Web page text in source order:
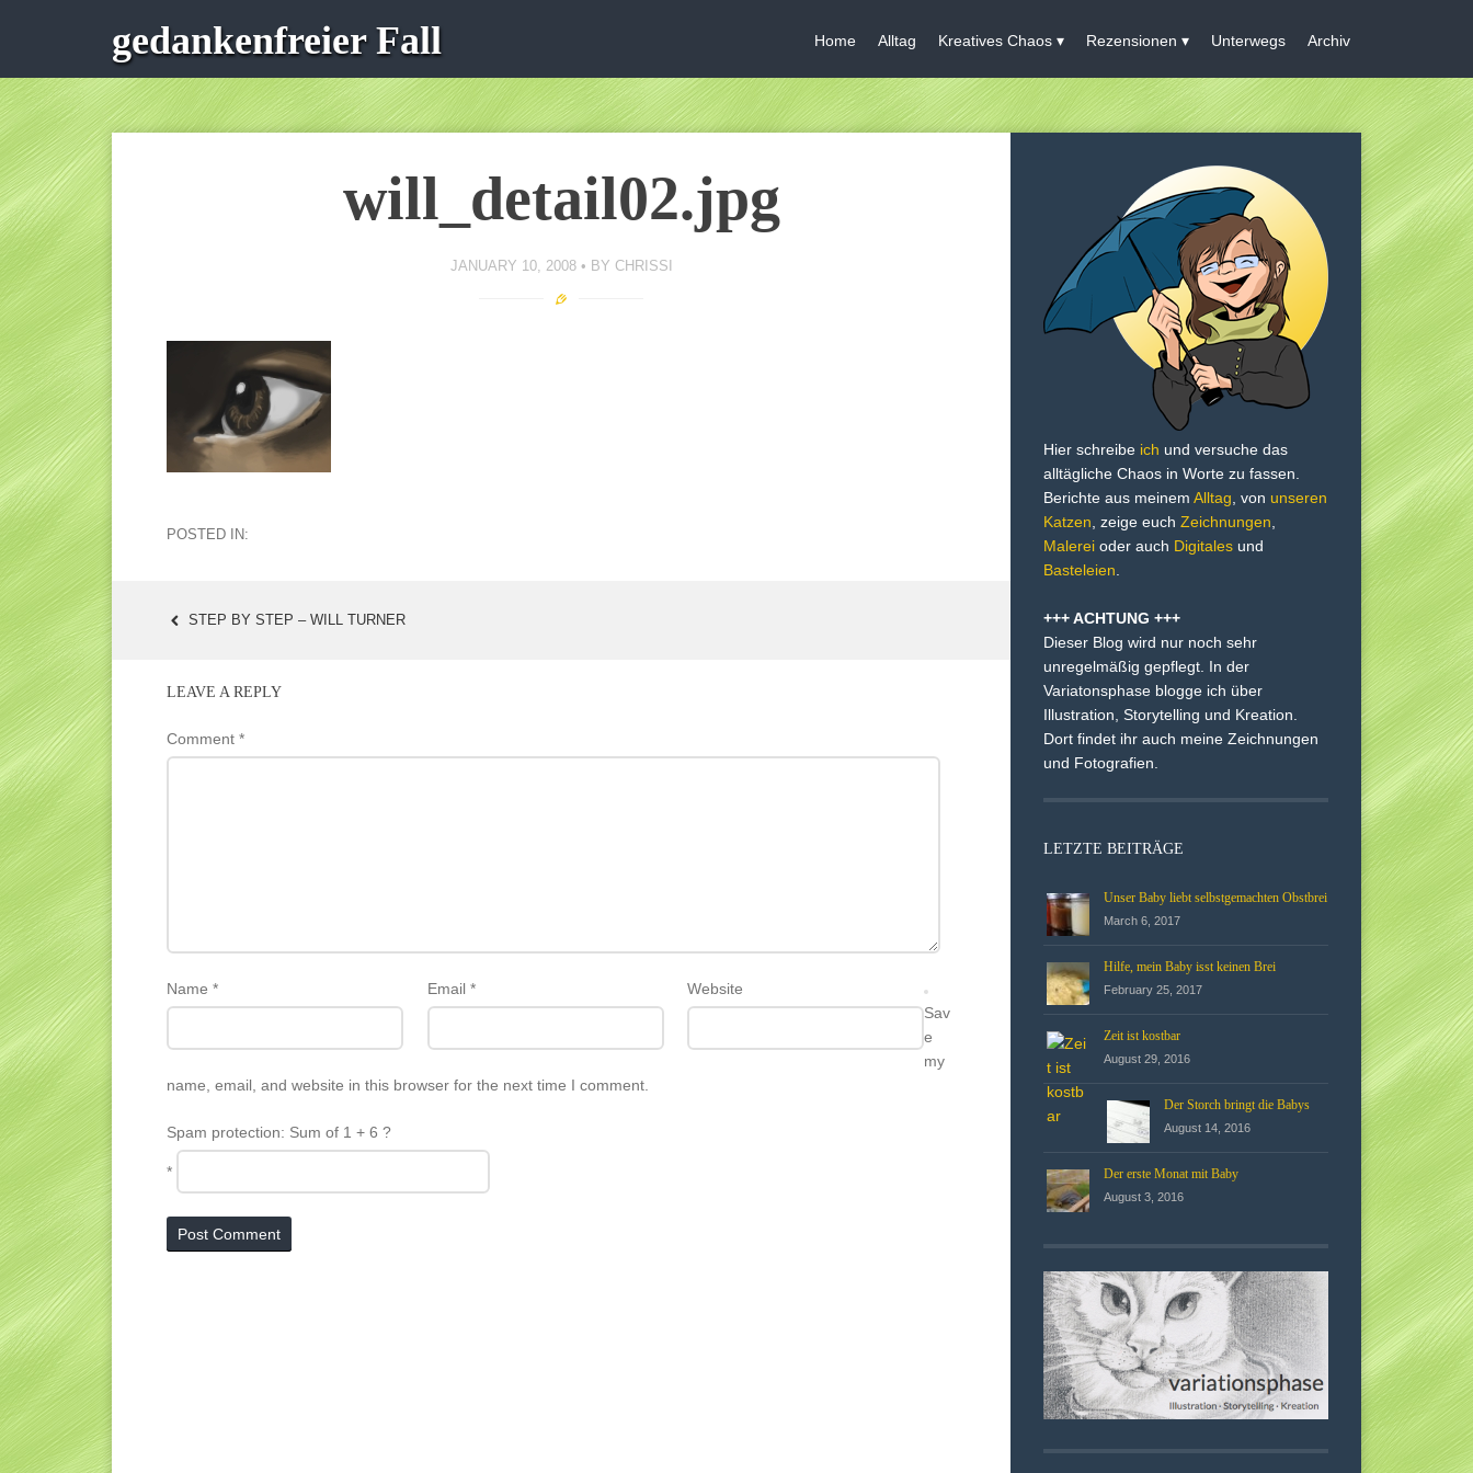
gedankenfreier Fall Home Alltag Kreatives Chaos Rezensionen Unterwegs Archiv
will_detail02.jpg
JANUARY 10, 2008 BY CHRISSI
POSTED IN:
POST
STEP BY STEP – WILL TURNER
LEAVE A REPLY
Comment *
Name * Email *
Website
Sav
e
my
name, email, and website in this browser for the next time I comment.
Spam protection: Sum of 1 + 6 ?
*
Hier schreibe ich und versuche das
alltägliche Chaos in Worte zu fassen.
Berichte aus meinem Alltag , von unseren
Katzen , zeige euch Zeichnungen
Malerei oder auch Digitales und
Basteleien
+++ ACHTUNG +++
Dieser Blog wird nur noch sehr
unregelmäßig gepflegt. In der
Variatonsphase blogge ich über
Illustration, Storytelling und Kreation.
Dort findet ihr auch meine Zeichnungen
und Fotografien.
LETZTE BEITRÄGE
Unser Baby liebt selbstgemachten Obstbrei
March 6, 2017
Hilfe, mein Baby isst keinen Brei
February 25, 2017
Zeit ist kostbar
August 29, 2016
Der Storch bringt die Babys
August 14, 2016
Der erste Monat mit Baby
August 3, 2016